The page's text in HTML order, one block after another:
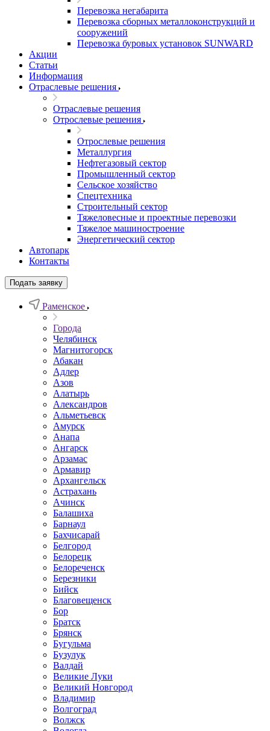
Перевозка негабарита
Перевозка сборных металлоконструкций и
сооружений
Перевозка буровых установок SUNWARD
Акции
Статьи
Информация
Отраслевые решения
Отраслевые решения
Отрослевые решения
Отрослевые решения
Металлургия
Нефтегазовый сектор
Промышленный сектор
Сельское хозяйство
Спецтехника
Строительный сектор
Тяжеловесные и проектные перевозки
Тяжелое машиностроение
Энергетический сектор
Автопарк
Контакты
Подать заявку
Раменское
Города
Челябинск
Магнитогорск
Абакан
Адлер
Азов
Алатырь
Александров
Альметьевск
Амурск
Анапа
Ангарск
Арзамас
Армавир
Архангельск
Астрахань
Ачинск
Балашиха
Барнаул
Бахчисарай
Белгород
Белорецк
Белореченск
Березники
Бийск
Благовещенск
Бор
Братск
Брянск
Бугульма
Бузулук
Валдай
Великие Луки
Великий Новгород
Владимир
Волгоград
Волжск